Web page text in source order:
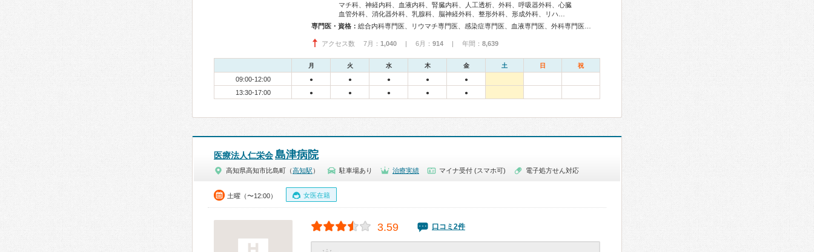
マチ科、神経内科、血液内科、腎臓内科、人工透析、外科、呼吸器外科、心臓
血管外科、消化器外科、乳腺科、脳神経外科、整形外科、形成外科、リハ…
専門医・資格：
アクセス数 7月： 1,040 | 6月： 914 | 年間： 8,639
月 火 水 木 金 土 日 祝
09:00-12:00 ● ● ● ● ●
13:30-17:00 ● ● ● ● ●
医療法人仁栄会島津病院
高知県高知市比島町（高知駅 ） 駐車場あり 治療実績 マイナ受付 (スマホ可) 電子処方せん対応
土曜（〜12:00） 女医在籍
3.59 口コミ2件